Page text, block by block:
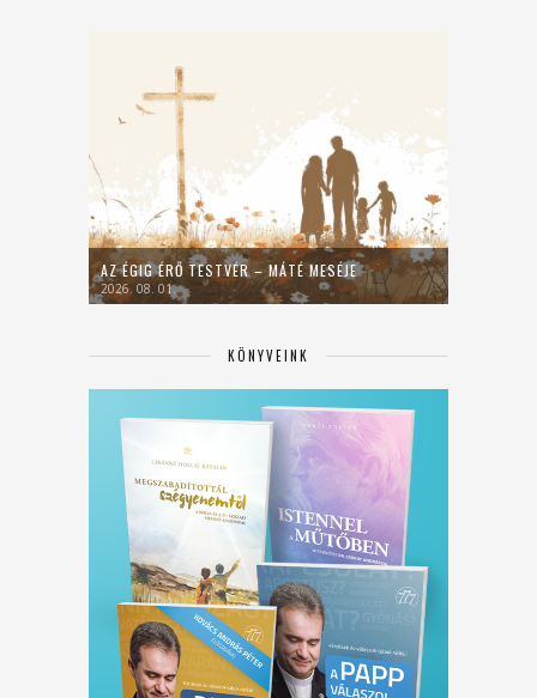
AZ ÉGIG ÉRŐ TESTVÉR – MÁTÉ MESÉJE
2026. 08. 01.
KÖNYVEINK